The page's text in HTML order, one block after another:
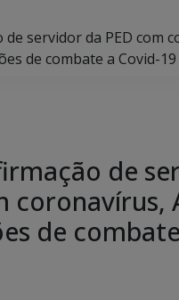
de servidor da PED com
de combate a Covid-19
de
coronavírus,
de